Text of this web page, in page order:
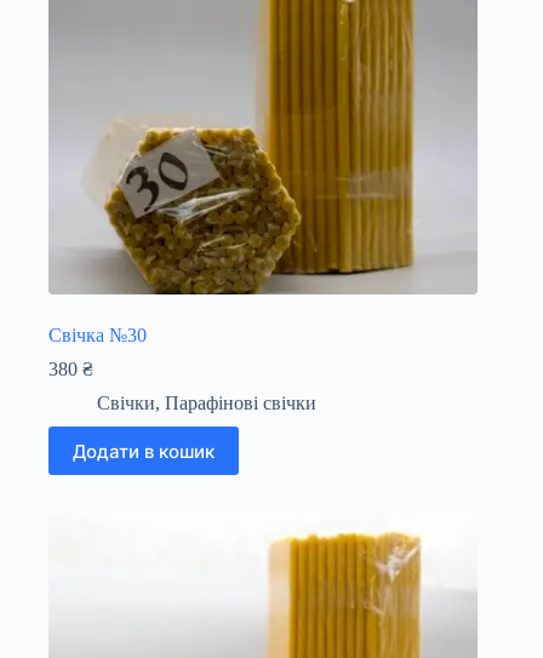
Свічка №30
380 ₴
Свічки, Парафінові свічки
Додати в кошик